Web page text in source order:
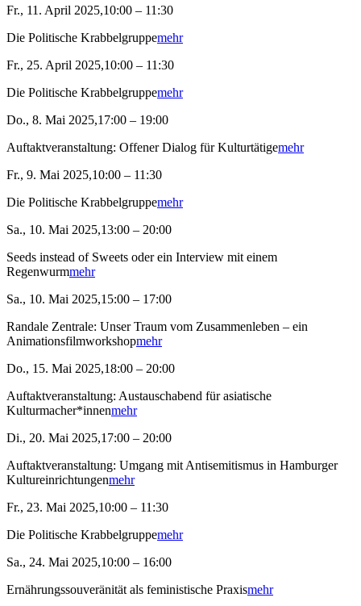
Fr., 11. April 2025,10:00 – 11:30
Die Politische Krabbelgruppemehr
Fr., 25. April 2025,10:00 – 11:30
Die Politische Krabbelgruppemehr
Do., 8. Mai 2025,17:00 – 19:00
Auftaktveranstaltung: Offener Dialog für Kulturtätigemehr
Fr., 9. Mai 2025,10:00 – 11:30
Die Politische Krabbelgruppemehr
Sa., 10. Mai 2025,13:00 – 20:00
Seeds instead of Sweets oder ein Interview mit einem
Regenwurmmehr
Sa., 10. Mai 2025,15:00 – 17:00
Randale Zentrale: Unser Traum vom Zusammenleben – ein
Animationsfilmworkshopmehr
Do., 15. Mai 2025,18:00 – 20:00
Auftaktveranstaltung: Austauschabend für asiatische
Kulturmacher*innenmehr
Di., 20. Mai 2025,17:00 – 20:00
Auftaktveranstaltung: Umgang mit Antisemitismus in Hamburger
Kultureinrichtungenmehr
Fr., 23. Mai 2025,10:00 – 11:30
Die Politische Krabbelgruppemehr
Sa., 24. Mai 2025,10:00 – 16:00
Ernährungssouveränität als feministische Praxismehr